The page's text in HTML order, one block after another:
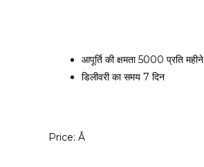
आपूर्ति की क्षमता 5000 प्रति महीने
डिलीवरी का समय 7 दिन
Price: Â